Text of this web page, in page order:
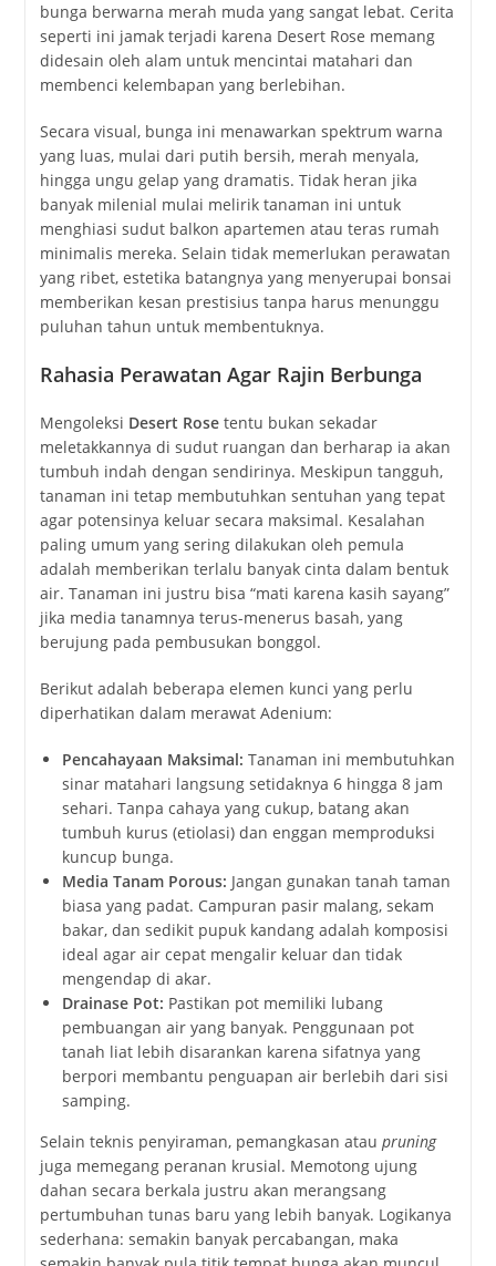
bunga berwarna merah muda yang sangat lebat. Cerita
seperti ini jamak terjadi karena Desert Rose memang
didesain oleh alam untuk mencintai matahari dan
membenci kelembapan yang berlebihan.
Secara visual, bunga ini menawarkan spektrum warna
yang luas, mulai dari putih bersih, merah menyala,
hingga ungu gelap yang dramatis. Tidak heran jika
banyak milenial mulai melirik tanaman ini untuk
menghiasi sudut balkon apartemen atau teras rumah
minimalis mereka. Selain tidak memerlukan perawatan
yang ribet, estetika batangnya yang menyerupai bonsai
memberikan kesan prestisius tanpa harus menunggu
puluhan tahun untuk membentuknya.
Rahasia Perawatan Agar Rajin Berbunga
Mengoleksi Desert Rosetentu bukan sekadar
meletakkannya di sudut ruangan dan berharap ia akan
tumbuh indah dengan sendirinya. Meskipun tangguh,
tanaman ini tetap membutuhkan sentuhan yang tepat
agar potensinya keluar secara maksimal. Kesalahan
paling umum yang sering dilakukan oleh pemula
adalah memberikan terlalu banyak cinta dalam bentuk
air. Tanaman ini justru bisa “mati karena kasih sayang”
jika media tanamnya terus-menerus basah, yang
berujung pada pembusukan bonggol.
Berikut adalah beberapa elemen kunci yang perlu
diperhatikan dalam merawat Adenium:
Pencahayaan Maksimal: Tanaman ini membutuhkan
sinar matahari langsung setidaknya 6 hingga 8 jam
sehari. Tanpa cahaya yang cukup, batang akan
tumbuh kurus (etiolasi) dan enggan memproduksi
kuncup bunga.
Media Tanam Porous: Jangan gunakan tanah taman
biasa yang padat. Campuran pasir malang, sekam
bakar, dan sedikit pupuk kandang adalah komposisi
ideal agar air cepat mengalir keluar dan tidak
mengendap di akar.
Drainase Pot: Pastikan pot memiliki lubang
pembuangan air yang banyak. Penggunaan pot
tanah liat lebih disarankan karena sifatnya yang
berpori membantu penguapan air berlebih dari sisi
samping.
Selain teknis penyiraman, pemangkasan atau pruning
juga memegang peranan krusial. Memotong ujung
dahan secara berkala justru akan merangsang
pertumbuhan tunas baru yang lebih banyak. Logikanya
sederhana: semakin banyak percabangan, maka